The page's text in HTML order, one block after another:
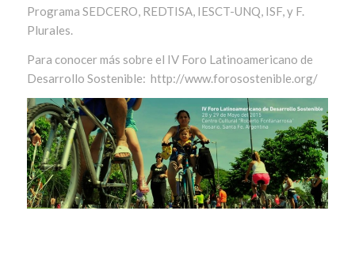
Programa SEDCERO, REDTISA, IESCT-UNQ, ISF, y F.
Plurales.
Para conocer más sobre el IV Foro Latinoamericano de
Desarrollo Sostenible: http://www.forosostenible.org/